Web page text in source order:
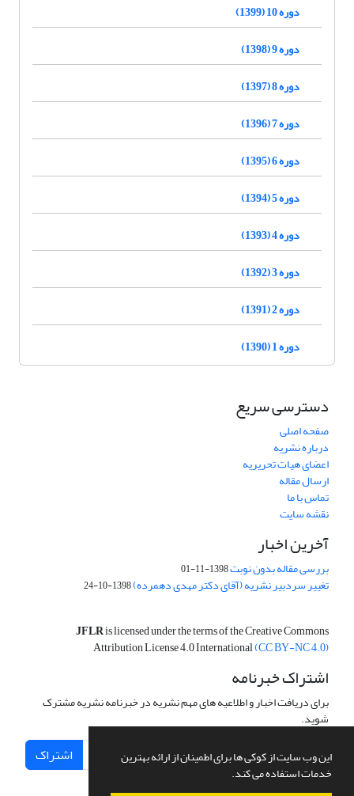
این وب سایت از کوکی ها برای اطمینان از ارائه بهترین
خدمات استفاده می کند.
دوره 10 (1399)
دوره 9 (1398)
دوره 8 (1397)
دوره 7 (1396)
دوره 6 (1395)
دوره 5 (1394)
دوره 4 (1393)
دوره 3 (1392)
دوره 2 (1391)
دوره 1 (1390)
دسترسی سریع
صفحه اصلی
درباره نشریه
اعضای هیات تحریریه
ارسال مقاله
تماس با ما
نقشه سایت
آخرین اخبار
بررسی مقاله بدون نوبت1398-11-01
تغییر سردبیر نشریه (آقای دکتر مهدی دهمرده)1398-10-24
JFLRis licensed under the terms of the Creative Commons
Attribution License 4.0 International(CC BY-NC 4.0)
اشتراک خبرنامه
برای دریافت اخبار و اطلاعیه های مهم نشریه در خبرنامه نشریه مشترک
شوید.
اشتراک